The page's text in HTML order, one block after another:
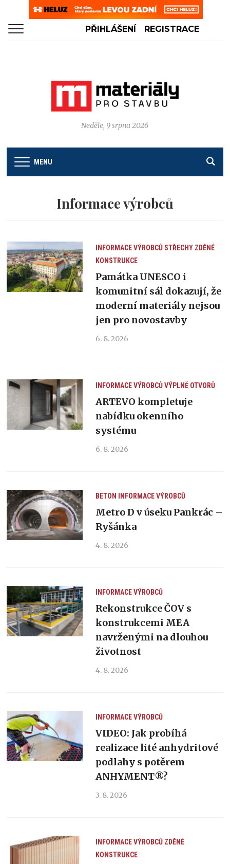
PŘIHLÁŠENÍ REGISTRACE
Neděle, 9 srpna 2026
MENU
Informace výrobců
INFORMACE VÝROBCŮ STŘECHY ZDĚNÉ
KONSTRUKCE
Památka UNESCO i
komunitní sál dokazují, že
moderní materiály nejsou
jen pro novostavby
6. 8. 2026
INFORMACE VÝROBCŮVÝPLNĚ OTVORŮ
ARTEVO kompletuje
nabídku okenního
systému
6. 8. 2026
BETON INFORMACE VÝROBCŮ
Metro D v úseku Pankrác –
Ryšánka
4. 8. 2026
INFORMACE VÝROBCŮ
Rekonstrukce ČOV s
konstrukcemi MEA
navrženými na dlouhou
životnost
4. 8. 2026
INFORMACE VÝROBCŮ
VIDEO: Jak probíhá
realizace lité anhydritové
podlahy s potěrem
ANHYMENT®?
3. 8. 2026
INFORMACE VÝROBCŮ ZDĚNÉ
KONSTRUKCE